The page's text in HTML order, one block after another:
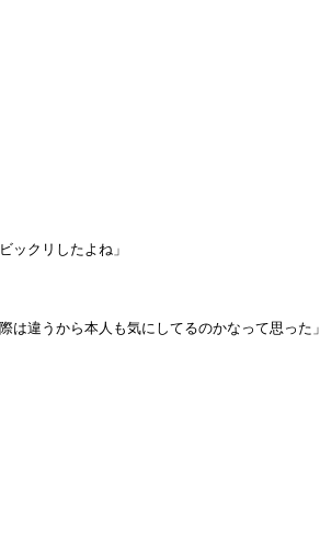
ックリしたよね」
は違うから本人も気にしてるのかなって思った」